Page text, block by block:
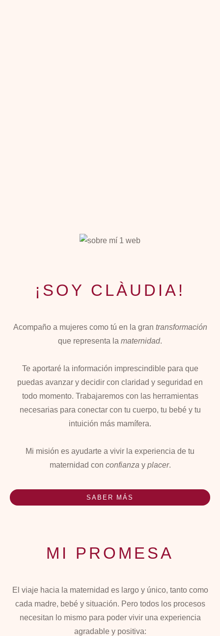
¡SOY CLÀUDIA!
Acompaño a mujeres como tú en la gran transformación
que representa la maternidad.
Te aportaré la información imprescindible para que
puedas avanzar y decidir con claridad y seguridad en
todo momento. Trabajaremos con las herramientas
necesarias para conectar con tu cuerpo, tu bebé y tu
intuición más mamífera.
Mi misión es ayudarte a vivir la experiencia de tu
maternidad con confianza y placer.
SABER MÁS
MI PROMESA
El viaje hacia la maternidad es largo y único, tanto como
cada madre, bebé y situación. Pero todos los procesos
necesitan lo mismo para poder vivir una experiencia
agradable y positiva: